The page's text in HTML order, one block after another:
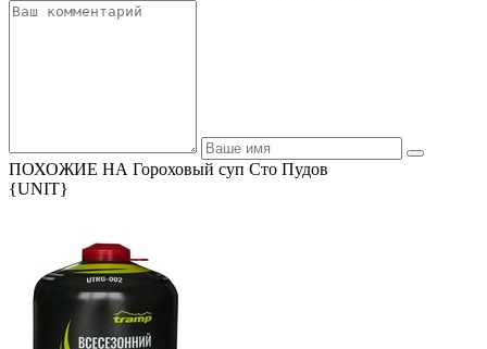
ПОХОЖИЕ НА Гороховый суп Сто Пудов
{UNIT}